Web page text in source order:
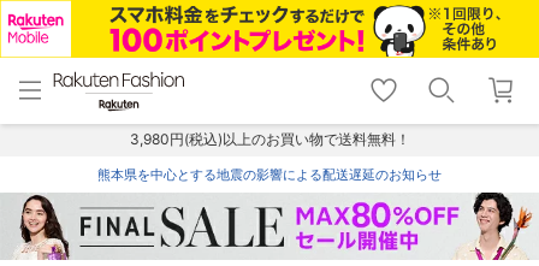
menu home
トップ
shopping_cart lock_outline
ログイン
3,980円(税込)以上のお買い物で送料無料！
熊本県を中心とする地震の影響による配送遅延のお知らせ